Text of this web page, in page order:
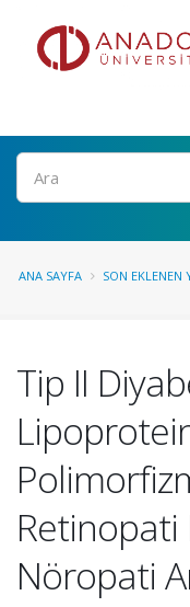
Ara
ANA SAYFA SON EKLENEN
Tip II
Nöropati